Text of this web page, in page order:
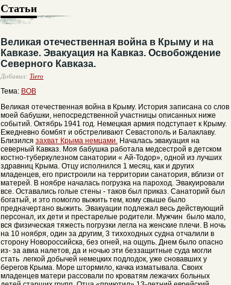
Статьи
Великая отечественная война в Крыму и на
Кавказе. Эвакуация на Кавказ. Освобождение
Северного Кавказа.
Добавил: Tiero
Тема: ВОВ
Великая отечественная война в Крыму. История записана со слов
моей бабушки, непосредственной участницы описанных ниже
событий. Октябрь 1941 год. Немецкая армия подступает к Крыму.
Ежедневно бомбят и обстреливают Севастополь и Балаклаву.
Близился захват Крыма немцами. Началась эвакуация на
северный Кавказ. Моя бабушка работала медсестрой в детском
костно-туберкулезном санатории « Ай-Тодор», одной из лучших
здравниц Крыма. Отцу исполнился 1 месяц, как и других
младенцев, его пристроили на территории санатория, вблизи от
матерей. В ноябре началась погрузка на пароход. Эвакуировали
все. Оставались голые стены - таков был приказ. Санаторий был
богатый, и это помогло выжить тем, кому свыше было
предначертано выжить. Эвакуации подлежал весь действующий
персонал, их дети и престарелые родители. Мужчин было мало,
вся физическая тяжесть погрузки легла на женские плечи. В ночь
на 10 ноября, один за другим, 3 тихоходных судна отчалили в
сторону Новороссийска, без огней, на ощупь. Днем было опасно
из- за авиа налетов, да и ночью эти беззащитные суда могли
стать легкой добычей немецких подлодок, уже сновавших у
берегов Крыма. Море штормило, качка изматывала. Своих
младенцев матери рассовали по кроватям лежачих больных